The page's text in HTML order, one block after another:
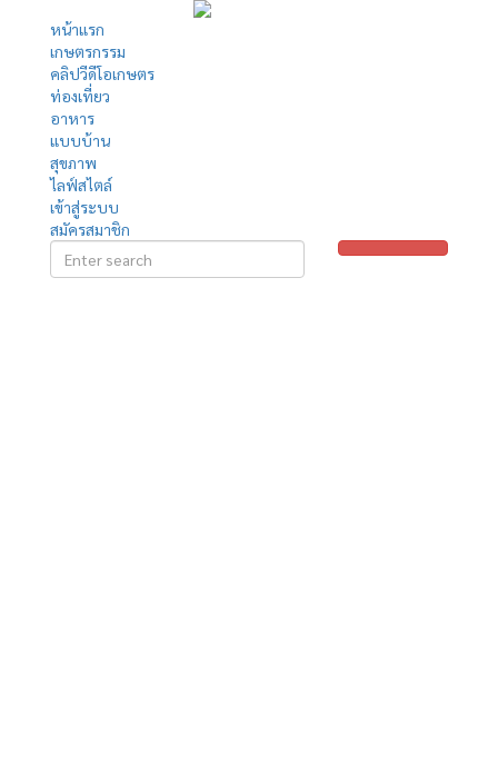
หน้าแรก
เกษตรกรรม
คลิปวีดีโอเกษตร
ท่องเที่ยว
อาหาร
แบบบ้าน
สุขภาพ
ไลฟ์สไตล์
เข้าสู่ระบบ
สมัครสมาชิก